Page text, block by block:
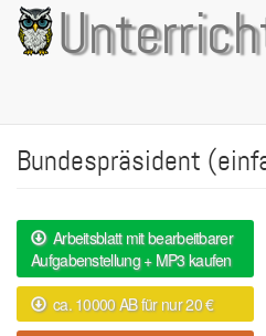
Direkt
zum
Inhalt
Bundespräsident
Arbeitsblatt mit bearbeitbarer
Aufgabenstellung + MP3 kaufen
ca. 10000 AB für nur 20 €